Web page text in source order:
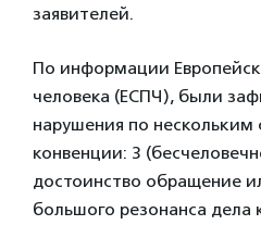
заявителей.
По информации
человека (ЕСПЧ), были
нарушения по нескольким
конвенции: 3
достоинство обращение
большого резонанса